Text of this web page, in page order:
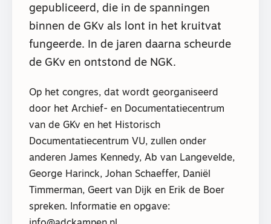
gepubliceerd, die in de spanningen
binnen de GKv als lont in het kruitvat
fungeerde. In de jaren daarna scheurde
de GKv en ontstond de NGK.
Op het congres, dat wordt georganiseerd
door het Archief- en Documentatiecentrum
van de GKv en het Historisch
Documentatiecentrum VU, zullen onder
anderen James Kennedy, Ab van Langevelde,
George Harinck, Johan Schaeffer, Daniël
Timmerman, Geert van Dijk en Erik de Boer
spreken. Informatie en opgave: